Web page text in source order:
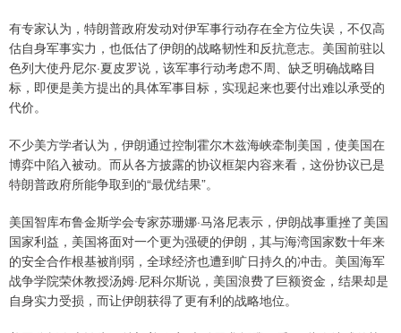
有专家认为，特朗普政府发动对伊军事行动存在全方位失误，不仅高
估自身军事实力，也低估了伊朗的战略韧性和反抗意志。美国前驻以
色列大使丹尼尔·夏皮罗说，该军事行动考虑不周、缺乏明确战略目
标，即便是美方提出的具体军事目标，实现起来也要付出难以承受的
代价。
不少美方学者认为，伊朗通过控制霍尔木兹海峡牵制美国，使美国在
博弈中陷入被动。而从各方披露的协议框架内容来看，这份协议已是
特朗普政府所能争取到的“最优结果”。
美国智库布鲁金斯学会专家苏珊娜·马洛尼表示，伊朗战事重挫了美国
国家利益，美国将面对一个更为强硬的伊朗，其与海湾国家数十年来
的安全合作根基被削弱，全球经济也遭到旷日持久的冲击。美国海军
战争学院荣休教授汤姆·尼科尔斯说，美国浪费了巨额资金，结果却是
自身实力受损，而让伊朗获得了更有利的战略地位。